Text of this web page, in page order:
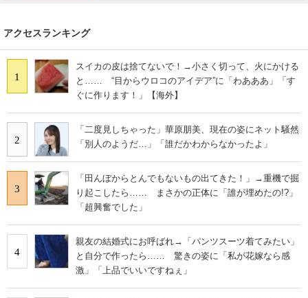
アクセスランキング
1
スイカの皮は捨てないで！→小さく切って、火にかける
と…… “目からウロコのアイデア”に「わあああ」「す
ぐに作ります！」【海外】
2
「二度見しちゃった」華原朋美、現在の姿にネット騒然
「別人のようだ…」「誰だかわからなかったよ」
3
「田んぼからとんでもないもの出てきた！」→重機で掘
り起こしたら…… まさかの正体に「誰が埋めたの!?」
「超興奮でした」
4
親友の結婚式にお呼ばれ→「パンツスーツ着てみたい」
と自分で作ったら…… 驚きの姿に「私が花嫁なら感
激」「上品でいいですねぇ」